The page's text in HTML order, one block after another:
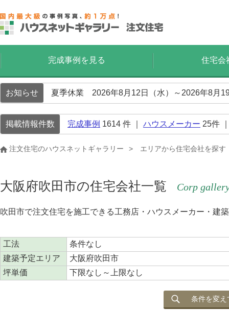
完成事例を見る 住宅会
お知らせ 夏季休業 2026年8月12日（水）～2026年8月
掲載情報件数 完成事例 1614 件 ｜ ハウスメーカー 25件
注文住宅のハウスネットギャラリー エリアから住宅会社を探す
大阪府吹田市の住宅会社一覧 Corp
吹田市で注文住宅を施工できる工務店・ハウスメーカー・建
工法
条件なし
建築予定エリア
大阪府吹田市
坪単価
下限なし～上限なし
条件を変え